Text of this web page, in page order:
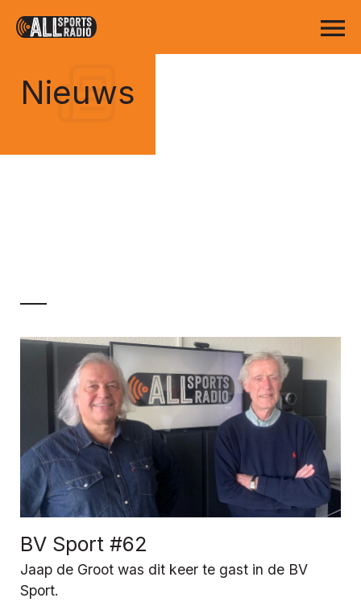
Nieuws
BV Sport #62
Jaap de Groot was dit keer te gast in de BV
Sport.